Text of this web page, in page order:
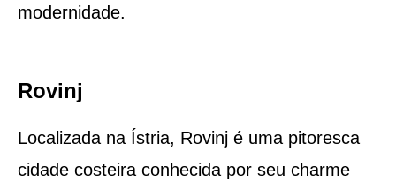
modernidade.
Rovinj
Localizada na Ístria, Rovinj é uma pitoresca
cidade costeira conhecida por seu charme